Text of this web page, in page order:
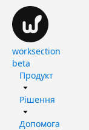
worksection
beta
Продукт
Рішення
Допомога